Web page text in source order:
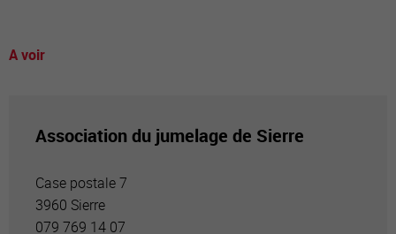
A voir
Association du jumelage de Sierre
Case postale 7
3960 Sierre
079 769 14 07